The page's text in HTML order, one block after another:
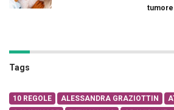
tumore
Tags
10 REGOLE ALESSANDRA GRAZIOTTIN